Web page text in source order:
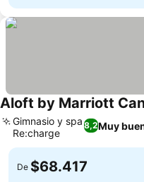
Aloft by Marriott
8,2Muy
Gimnasio y spa
Re:charge
De $68.417